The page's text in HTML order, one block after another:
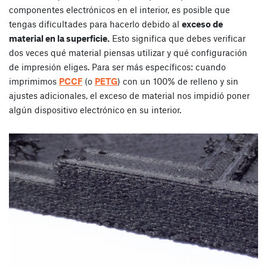
componentes electrónicos en el interior, es posible que
tengas dificultades para hacerlo debido al exceso de
material en la superficie. Esto significa que debes verificar
dos veces qué material piensas utilizar y qué configuración
de impresión eliges. Para ser más específicos: cuando
imprimimos PCCF (o PETG) con un 100% de relleno y sin
ajustes adicionales, el exceso de material nos impidió poner
algún dispositivo electrónico en su interior.